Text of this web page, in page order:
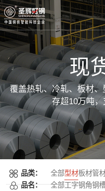
现
覆盖热轧、冷轧、板材
存超10万吨
品类： 全部型材板材管
品名： 全部工字钢角钢